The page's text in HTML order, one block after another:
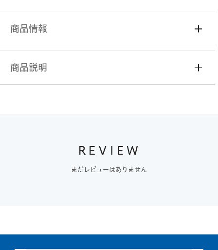
商品情報
商品説明
REVIEW
まだレビューはありません